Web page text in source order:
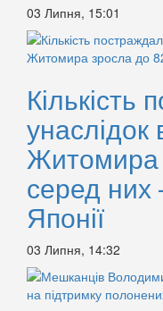
03 Липня, 15:01
Кількість
унаслідок
Житомира
серед них
Японії
03 Липня, 14:32